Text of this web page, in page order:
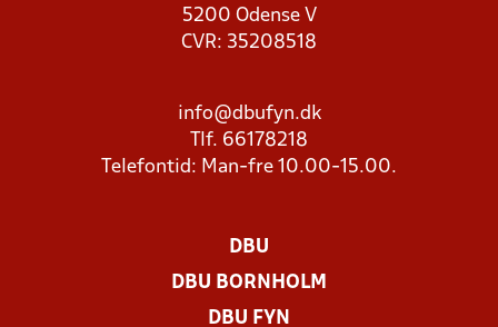
5200 Odense V
CVR: 35208518
info@dbufyn.dk
Tlf. 66178218
Telefontid: Man-fre 10.00-15.00.
DBU
DBU BORNHOLM
DBU FYN